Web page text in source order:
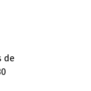
de